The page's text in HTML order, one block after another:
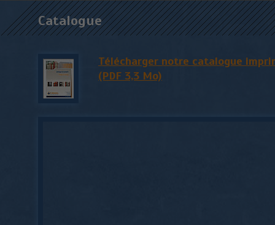
Catalogue
Télécharger notre catalogue
(PDF 3,3 Mo)